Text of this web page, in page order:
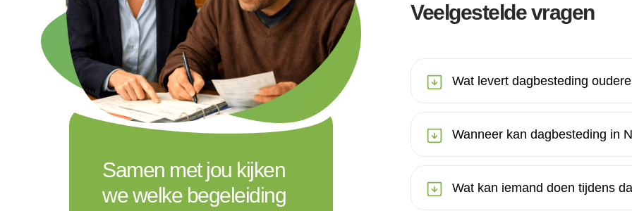
Samen met jou kijken
we welke begeleiding
Veelgestelde vragen
Wat levert dagbesteding
Wanneer kan dagbesteding in
Wat kan iemand doen tijdens